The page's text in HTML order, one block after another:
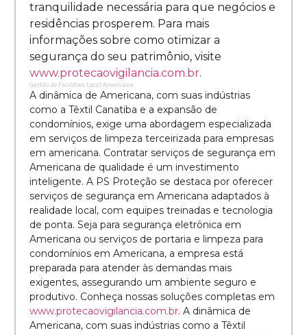
tranquilidade necessária para que negócios e
residências prosperem. Para mais
informações sobre como otimizar a
segurança do seu patrimônio, visite
www.protecaovigilancia.com.br.
Gestão de Facilities Local Americana
A dinâmica de Americana, com suas indústrias
como a Têxtil Canatiba e a expansão de
condomínios, exige uma abordagem especializada
em serviços de limpeza terceirizada para empresas
em americana. Contratar serviços de segurança em
Americana de qualidade é um investimento
inteligente. A PS Proteção se destaca por oferecer
serviços de segurança em Americana adaptados à
realidade local, com equipes treinadas e tecnologia
de ponta. Seja para segurança eletrônica em
Americana ou serviços de portaria e limpeza para
condomínios em Americana, a empresa está
preparada para atender às demandas mais
exigentes, assegurando um ambiente seguro e
produtivo. Conheça nossas soluções completas em
www.protecaovigilancia.com.br. A dinâmica de
Americana, com suas indústrias como a Têxtil